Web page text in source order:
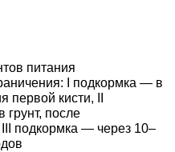
питания
I подкормка — в
кисти, II
после
подкормка — через 10–